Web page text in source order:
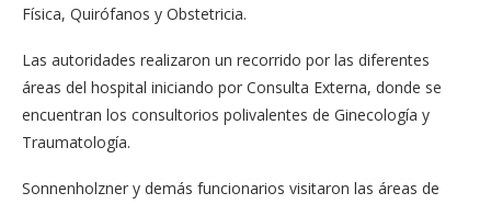
Física, Quirófanos y Obstetricia.
Las autoridades realizaron un recorrido por las diferentes
áreas del hospital iniciando por Consulta Externa, donde se
encuentran los consultorios polivalentes de Ginecología y
Traumatología.
Sonnenholzner y demás funcionarios visitaron las áreas de